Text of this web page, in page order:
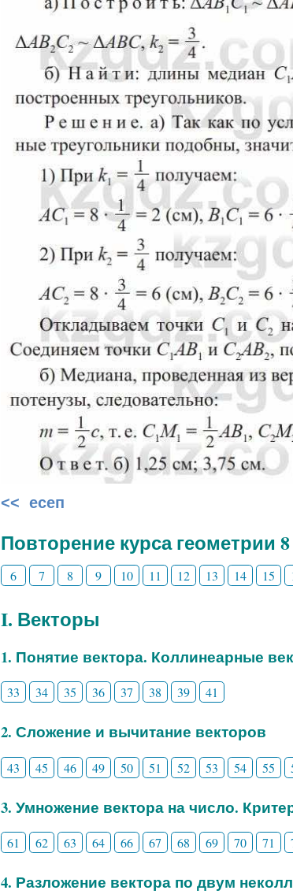
<< есеп
Повторение курса геометрии 8
6 7 8 9 10 11 12 13 14 15
I. Векторы
1. Понятие вектора. Коллинеарные
33 34 35 36 37 38 39 41
2. Сложение и вычитание векторов
43 45 46 49 50 51 52 53 54 55
3. Умножение вектора на число.
61 62 63 64 66 67 68 69 70 71
4. Разложение вектора по двум